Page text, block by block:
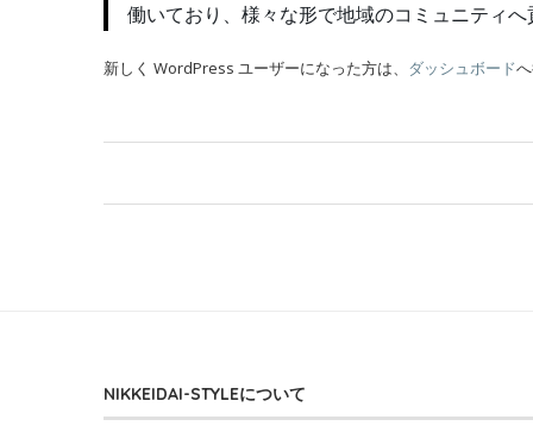
働いており、様々な形で地域のコミュニティ
新しく WordPress ユーザーになった方は、 ダッシュボード
NIKKEIDAI-STYLEについて